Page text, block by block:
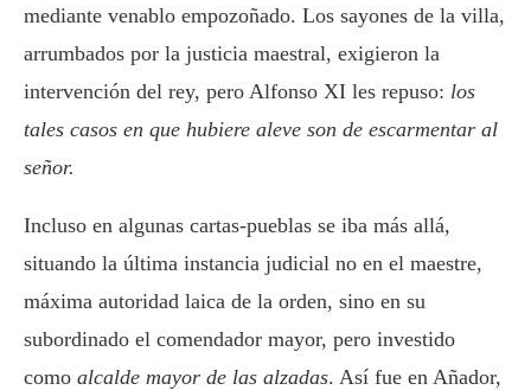
mediante venablo empozoñado. Los sayones de la villa,
arrumbados por la justicia maestral, exigieron la
intervención del rey, pero Alfonso XI les repuso: los
tales casos en que hubiere aleve son de escarmentar al
señor.
Incluso en algunas cartas-pueblas se iba más allá,
situando la última instancia judicial no en el maestre,
máxima autoridad laica de la orden, sino en su
subordinado el comendador mayor, pero investido
como alcalde mayor de las alzadas. Así fue en Añador,